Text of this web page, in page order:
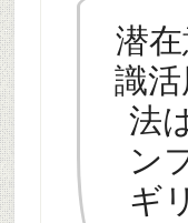
潜
識
法
ン
ギ